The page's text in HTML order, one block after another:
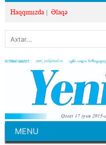
Haqqımızda Əlaqə
MENU